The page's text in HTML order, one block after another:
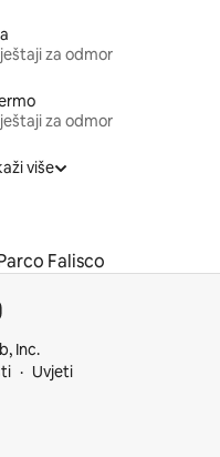
za odmor
za odmor
više
Falisco
Inc.
Uvjeti